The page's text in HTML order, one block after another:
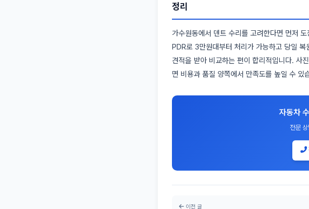
정리
가수원동에서 덴트 수리를 고려한다면 먼저
PDR로 3만원대부터 처리가 가능하고 당일
견적을 받아 비교하는 편이 합리적입니다. 사
면 비용과 품질 양쪽에서 만족도를 높일 수 있
자동차
전문
이전 글